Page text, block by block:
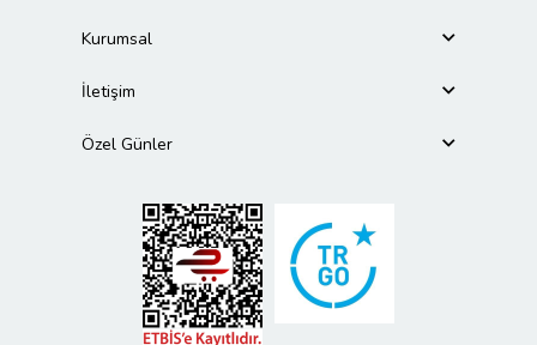
Kurumsal
İletişim
Özel Günler